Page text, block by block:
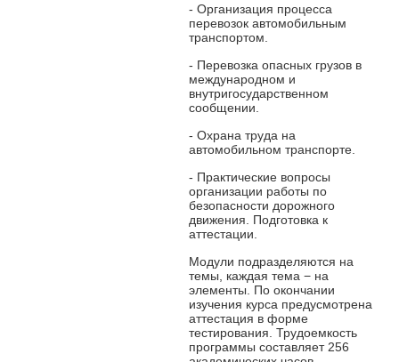
- Организация процесса
перевозок автомобильным
транспортом.
- Перевозка опасных грузов в
международном и
внутригосударственном
сообщении.
- Охрана труда на
автомобильном транспорте.
- Практические вопросы
организации работы по
безопасности дорожного
движения. Подготовка к
аттестации.
Модули подразделяются на
темы, каждая тема − на
элементы. По окончании
изучения курса предусмотрена
аттестация в форме
тестирования. Трудоемкость
программы составляет 256